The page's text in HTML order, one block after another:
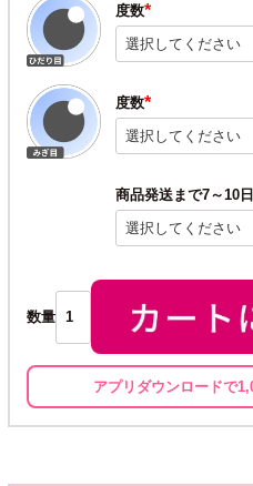
度数
(必
須)
度数
(必
須)
商品発送まで7～10
数量
アプリダウンロードで